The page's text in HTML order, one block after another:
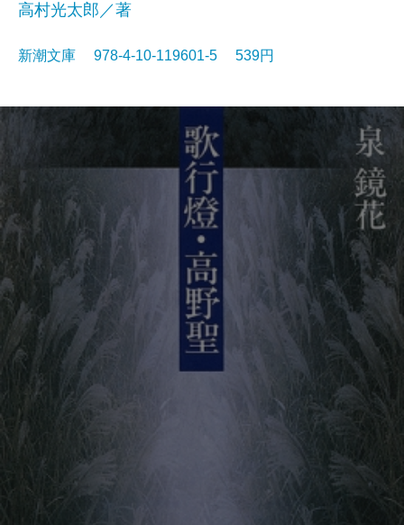
高村光太郎／著
新潮文庫 978-4-10-119601-5 539円